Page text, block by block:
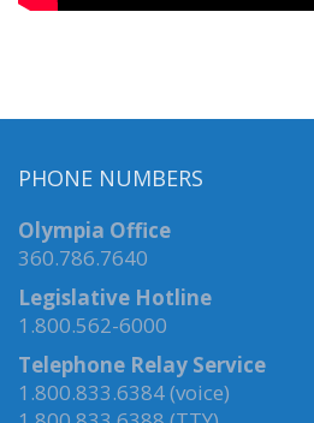
PHONE NUMBERS
Olympia Office
360.786.7640
Legislative Hotline
1.800.562-6000
Telephone Relay Service
1.800.833.6384 (voice)